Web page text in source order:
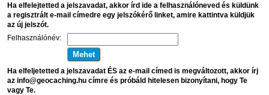
Ha elfelejtetted a jelszavadat, akkor írd ide a felhasználóneved és küldünk
a regisztrált e-mail címedre egy jelszókérő linket, amire kattintva küldjük
az új jelszót.
Felhasználónév:
Ha elfeljetetted a jelszavadat ÉS az e-mail címed is megváltozott, akkor írj
az info@geocaching.hu címre és próbáld hitelesen bizonyítani, hogy Te
vagy Te.